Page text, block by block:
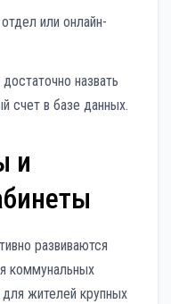
или онлайн-
назвать
счет в базе данных.
и
развиваются
коммунальных
жителей крупных